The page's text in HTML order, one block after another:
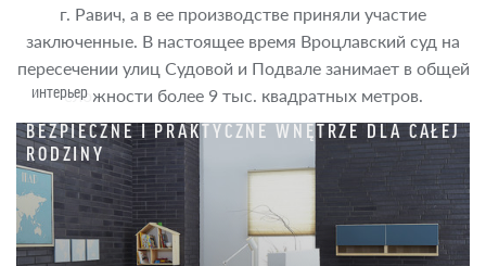
г. Равич, а в ее производстве приняли участие
заключенные. В настоящее время Вроцлавский суд на
пересечении улиц Судовой и Подвале занимает в общей
сложности более 9 тыс. квадратных метров.
интерьер
BEZPIECZNE I PRAKTYCZNE WNĘTRZE DLA CAŁEJ
RODZINY